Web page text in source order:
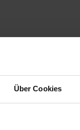
Über Cookies